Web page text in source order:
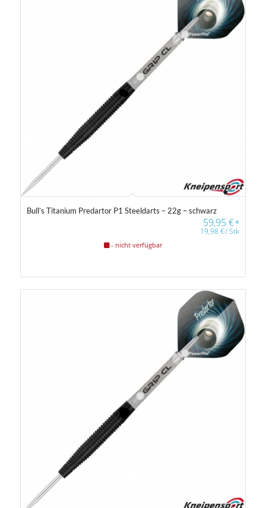
98 130
Bull’s Titanium Predartor P1 Steeldarts – 22g – schwarz
59,95€*
19,98€/Stk
- nicht verfügbar